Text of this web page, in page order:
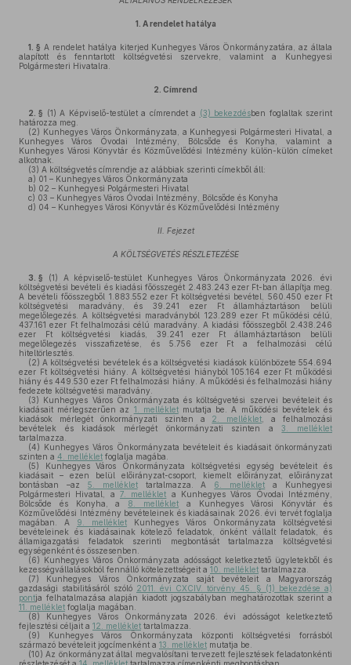
1. A rendelet hatálya
1. § A rendelet hatálya kiterjed Kunhegyes Város Önkormányzatára, az általa
alapított és fenntartott költségvetési szervekre, valamint a Kunhegyesi
Polgármesteri Hivatalra.
2. Címrend
2. § (1) A Képviselő-testület a címrendet a (3) bekezdésben foglaltak szerint
határozza meg.
(2) Kunhegyes Város Önkormányzata, a Kunhegyesi Polgármesteri Hivatal, a
Kunhegyes Város Óvodai Intézmény, Bölcsőde és Konyha, valamint a
Kunhegyes Városi Könyvtár és Közművelődési Intézmény külön-külön címeket
alkotnak.
(3) A költségvetés címrendje az alábbiak szerinti címekből áll:
a) 01 – Kunhegyes Város Önkormányzata
b) 02 – Kunhegyesi Polgármesteri Hivatal
c) 03 – Kunhegyes Város Óvodai Intézmény, Bölcsőde és Konyha
d) 04 – Kunhegyes Városi Könyvtár és Közművelődési Intézmény
II. Fejezet
A KÖLTSÉGVETÉS RÉSZLETEZÉSE
3. § (1) A képviselő-testület Kunhegyes Város Önkormányzata 2026. évi
költségvetési bevételi és kiadási főösszegét 2.483.243 ezer Ft-ban állapítja meg.
A bevételi főösszegből 1.883.552 ezer Ft költségvetési bevétel, 560.450 ezer Ft
költségvetési maradvány, és 39.241 ezer Ft államháztartáson belüli
megelőlegezés. A költségvetési maradványból 123.289 ezer Ft működési célú,
437.161 ezer Ft felhalmozási célú maradvány. A kiadási főösszegből 2.438.246
ezer Ft költségvetési kiadás, 39.241 ezer Ft államháztartáson belüli
megelőlegezés visszafizetése, és 5.756 ezer Ft a felhalmozási célú
hiteltörlesztés.
(2) A költségvetési bevételek és a költségvetési kiadások különbözete 554.694
ezer Ft költségvetési hiány. A költségvetési hiányból 105.164 ezer Ft működési
hiány és 449.530 ezer Ft felhalmozási hiány. A működési és felhalmozási hiány
fedezete költségvetési maradvány.
(3) Kunhegyes Város Önkormányzata és költségvetési szervei bevételeit és
kiadásait mérlegszerűen az 1. mellékletmutatja be. A működési bevételek és
kiadások mérlegét önkormányzati szinten a 2. melléklet , a felhalmozási
bevételek és kiadások mérlegét önkormányzati szinten a3. melléklet
tartalmazza.
(4) Kunhegyes Város Önkormányzata bevételeit és kiadásait önkormányzati
szinten a 4. melléklet foglalja magába.
(5) Kunhegyes Város Önkormányzata költségvetési egység bevételeit és
kiadásait – ezen belül előirányzat-csoport, kiemelt előirányzat, előirányzat
bontásban –az 5. melléklettartalmazza. A 6. melléklet a Kunhegyesi
Polgármesteri Hivatal, a 7. melléklet a Kunhegyes Város Óvodai Intézmény,
Bölcsőde és Konyha, a 8. melléklet a Kunhegyes Városi Könyvtár és
Közművelődési Intézmény bevételeinek és kiadásainak 2026. évi tervét foglalja
magában. A 9. melléklet Kunhegyes Város Önkormányzata költségvetési
bevételeinek és kiadásainak kötelező feladatok, önként vállalt feladatok, és
államigazgatási feladatok szerinti megbontását tartalmazza költségvetési
egységenként és összesenben.
(6) Kunhegyes Város Önkormányzata adósságot keletkeztető ügyletekből és
kezességvállalásokból fennálló kötelezettségeit a 10. melléklet tartalmazza.
(7) Kunhegyes Város Önkormányzata saját bevételeit a Magyarország
gazdasági stabilitásáról szóló 2011. évi CXCIV. törvény 45. § (1) bekezdése a)
pontja felhatalmazása alapján kiadott jogszabályban meghatározottak szerint a
11. melléklet foglalja magában.
(8) Kunhegyes Város Önkormányzata 2026. évi adósságot keletkeztető
fejlesztési céljait a 12. melléklet tartalmazza.
(9) Kunhegyes Város Önkormányzata központi költségvetési forrásból
származó bevételeit jogcímenként a 13. melléklet mutatja be.
(10) Az önkormányzat által megvalósítani tervezett fejlesztések feladatonkénti